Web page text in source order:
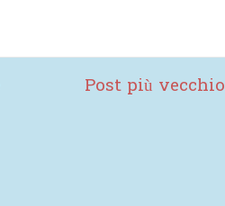
Post più vecchio